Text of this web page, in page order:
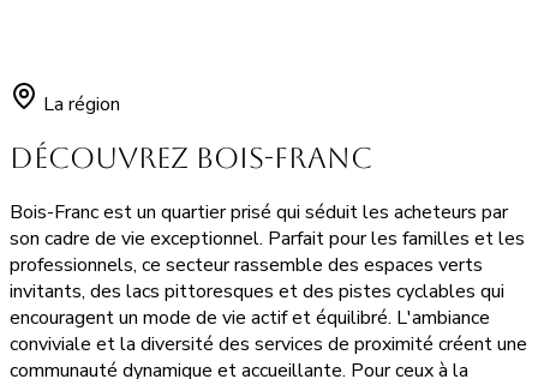
La région
Découvrez Bois-Franc
Bois-Franc est un quartier prisé qui séduit les acheteurs par
son cadre de vie exceptionnel. Parfait pour les familles et les
professionnels, ce secteur rassemble des espaces verts
invitants, des lacs pittoresques et des pistes cyclables qui
encouragent un mode de vie actif et équilibré. L'ambiance
conviviale et la diversité des services de proximité créent une
communauté dynamique et accueillante. Pour ceux à la